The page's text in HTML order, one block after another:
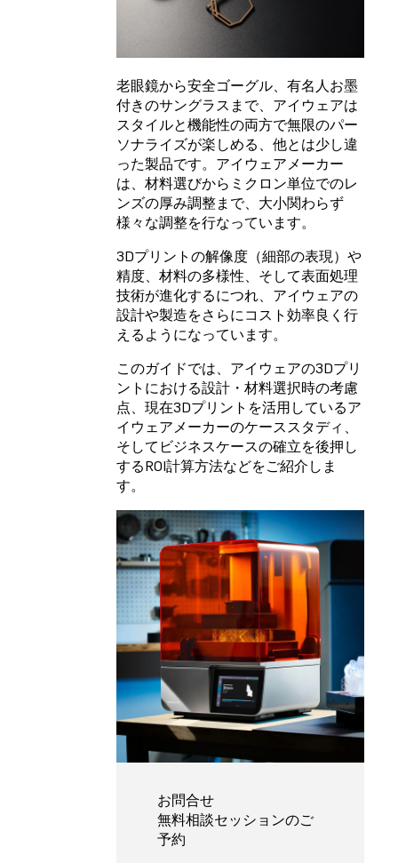
老眼鏡から安全ゴーグル、有名人お墨
付きのサングラスまで、アイウェアは
スタイルと機能性の両方で無限のパー
ソナライズが楽しめる、他とは少し違
った製品です。アイウェアメーカー
は、材料選びからミクロン単位でのレ
ンズの厚み調整まで、大小関わらず
様々な調整を行なっています。
3Dプリントの解像度（細部の表現）や
精度、材料の多様性、そして表面処理
技術が進化するにつれ、アイウェアの
設計や製造をさらにコスト効率良く行
えるようになっています。
このガイドでは、アイウェアの3Dプリ
ントにおける設計・材料選択時の考慮
点、現在3Dプリントを活用しているア
イウェアメーカーのケーススタディ、
そしてビジネスケースの確立を後押し
するROI計算方法などをご紹介しま
す。
お問合せ
無料相談セッションのご
予約